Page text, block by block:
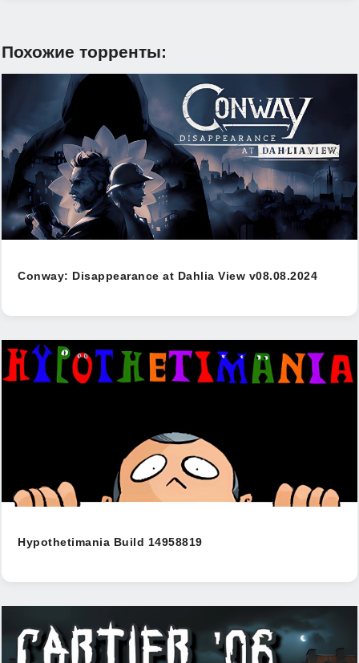
Похожие торренты:
Conway: Disappearance at Dahlia View v08.08.2024
Hypothetimania Build 14958819